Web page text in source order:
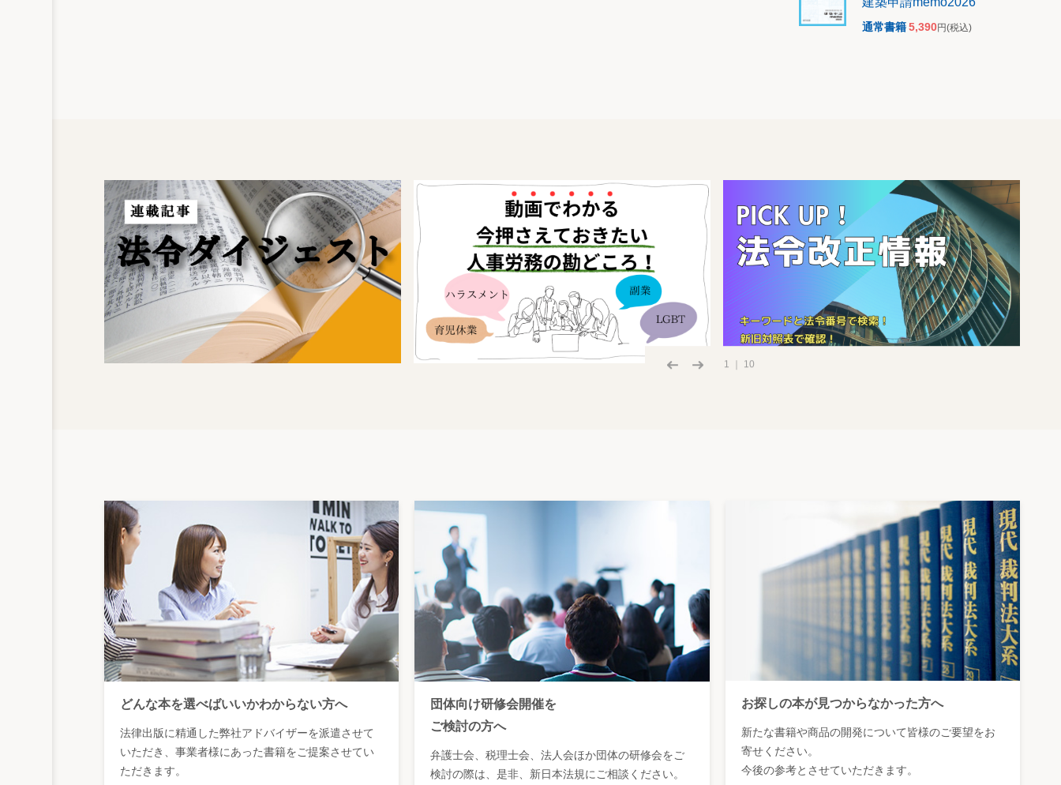
通常書籍5,390円(税込)
1 ｜ 10
どんな本を選べばいいかわからない方へ
法律出版に精通した弊社アドバイザーを派遣させて
いただき、事業者様にあった書籍をご提案させてい
ただきます。
団体向け研修会開催を
ご検討の方へ
弁護士会、税理士会、法人会ほか団体の研修会をご
検討の際は、是非、新日本法規にご相談ください。
お探しの本が見つからなかった方へ
新たな書籍や商品の開発について皆様のご要望をお
寄せください。
今後の参考とさせていただきます。